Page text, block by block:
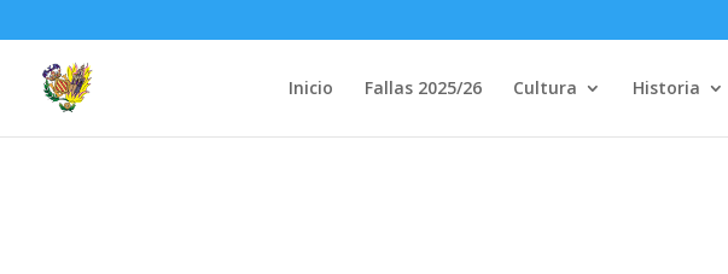
Inicio Fallas 2025/26 Cultura Historia